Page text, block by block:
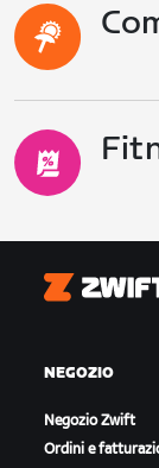
Zwift
NEGOZIO
Negozio Zwift
Ordini e